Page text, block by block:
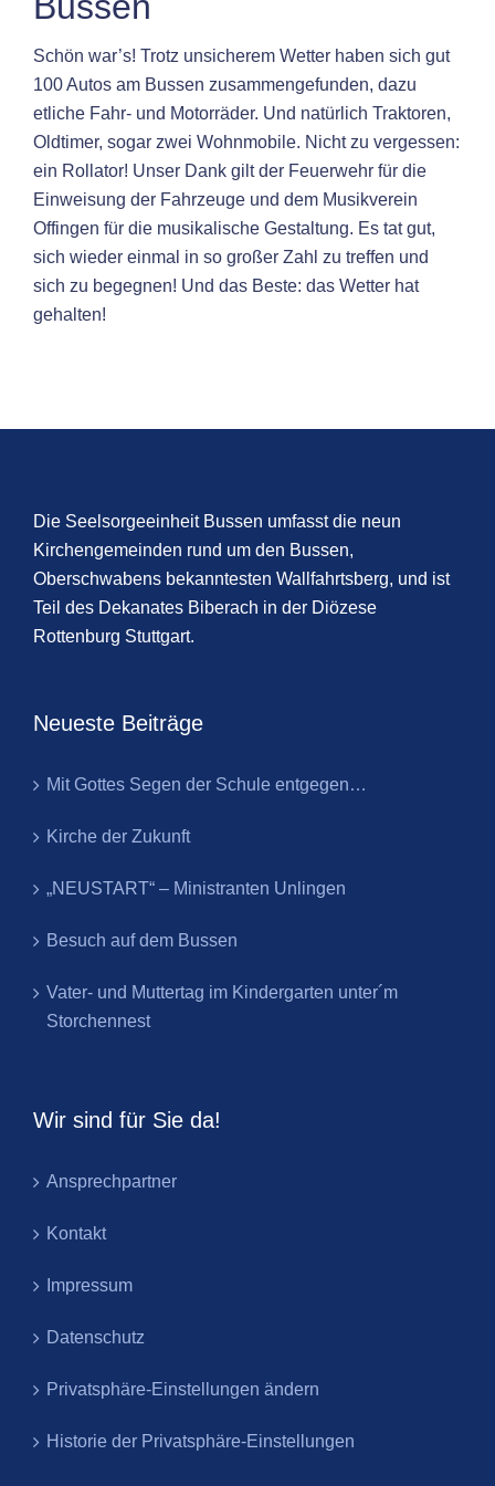
Schön war’s! Trotz unsicherem Wetter haben sich gut
100 Autos am Bussen zusammengefunden, dazu
etliche Fahr- und Motorräder. Und natürlich Traktoren,
Oldtimer, sogar zwei Wohnmobile. Nicht zu vergessen:
ein Rollator! Unser Dank gilt der Feuerwehr für die
Einweisung der Fahrzeuge und dem Musikverein
Offingen für die musikalische Gestaltung. Es tat gut,
sich wieder einmal in so großer Zahl zu treffen und
sich zu begegnen! Und das Beste: das Wetter hat
gehalten!
Die Seelsorgeeinheit Bussen umfasst die neun
Kirchengemeinden rund um den Bussen,
Oberschwabens bekanntesten Wallfahrtsberg, und ist
Teil des Dekanates Biberach in der Diözese
Rottenburg Stuttgart.
Neueste Beiträge
Mit Gottes Segen der Schule entgegen…
Kirche der Zukunft
„NEUSTART“ – Ministranten Unlingen
Besuch auf dem Bussen
Vater- und Muttertag im Kindergarten unter´m
Storchennest
Wir sind für Sie da!
Ansprechpartner
Kontakt
Impressum
Datenschutz
Privatsphäre-Einstellungen ändern
Historie der Privatsphäre-Einstellungen